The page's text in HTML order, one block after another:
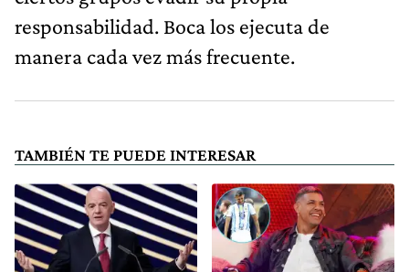
responsabilidad. Boca los ejecuta de
manera cada vez más frecuente.
TAMBIÉN TE PUEDE INTERESAR